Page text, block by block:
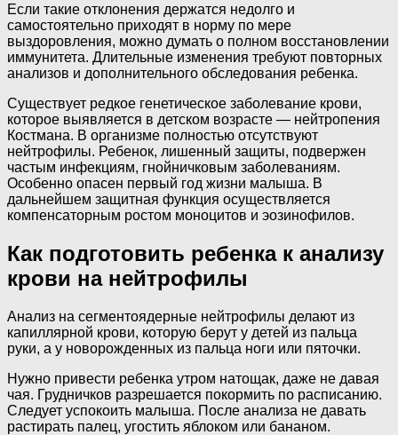
Если такие отклонения держатся недолго и
самостоятельно приходят в норму по мере
выздоровления, можно думать о полном восстановлении
иммунитета. Длительные изменения требуют повторных
анализов и дополнительного обследования ребенка.
Существует редкое генетическое заболевание крови,
которое выявляется в детском возрасте — нейтропения
Костмана. В организме полностью отсутствуют
нейтрофилы. Ребенок, лишенный защиты, подвержен
частым инфекциям, гнойничковым заболеваниям.
Особенно опасен первый год жизни малыша. В
дальнейшем защитная функция осуществляется
компенсаторным ростом моноцитов и эозинофилов.
Как подготовить ребенка к анализу
крови на нейтрофилы
Анализ на сегментоядерные нейтрофилы делают из
капиллярной крови, которую берут у детей из пальца
руки, а у новорожденных из пальца ноги или пяточки.
Нужно привести ребенка утром натощак, даже не давая
чая. Грудничков разрешается покормить по расписанию.
Следует успокоить малыша. После анализа не давать
растирать палец, угостить яблоком или бананом.